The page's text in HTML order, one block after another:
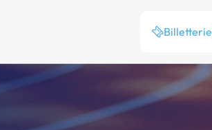
Billetterie